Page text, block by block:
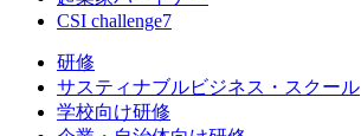
CSI challenge7
研修
サスティナブルビジネス・スクール
学校向け研修